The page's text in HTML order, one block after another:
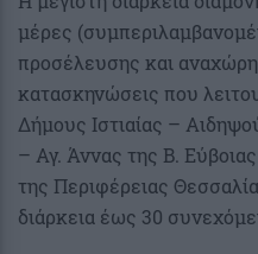
μέρες
προσέλευσης και
κατασκηνώσεις που
Δήμους Ιστιαίας –
– Αγ. Άννας της Β.
της Περιφέρειας
διάρκεια έως 30